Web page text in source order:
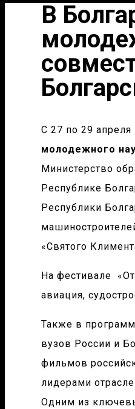
В
С 27 по 29
молодежного
Министерство
Республике
Республики
«Святого
На фестивале
авиация,
Также в
вузов России и
фильмов
лидерами
Одним из